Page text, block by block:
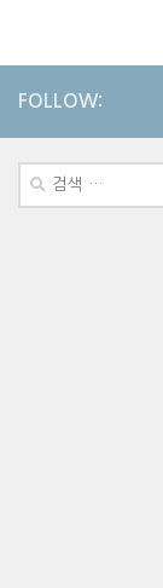
FOLLOW: